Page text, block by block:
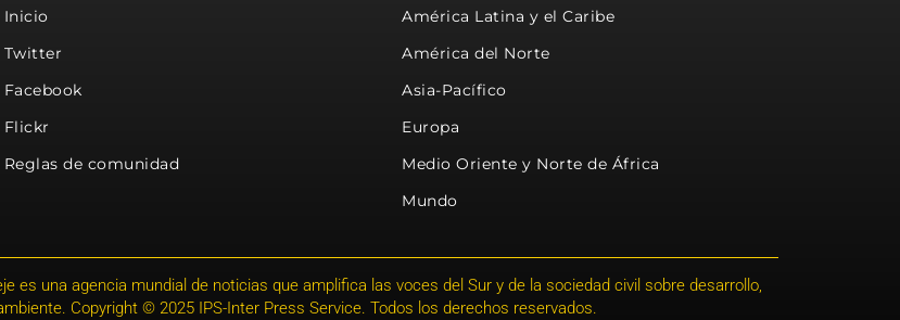
Inicio
Twitter
Facebook
Flickr
Reglas de comunidad
América Latina y el Caribe
América del Norte
Asia-Pacífico
Europa
Medio Oriente y Norte de África
Mundo
es una agencia mundial de noticias que amplifica las voces del Sur y de la sociedad civil sobre desarrollo,
Copyright © 2025 IPS-Inter Press Service. Todos los derechos reservados.